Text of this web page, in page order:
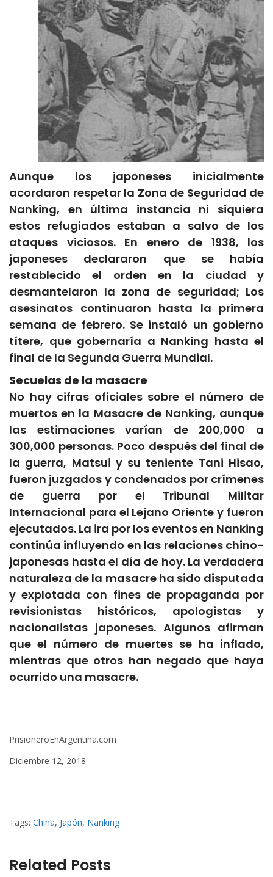
Aunque los japoneses inicialmente
acordaron respetar la Zona de Seguridad de
Nanking, en última instancia ni siquiera
estos refugiados estaban a salvo de los
ataques viciosos. En enero de 1938, los
japoneses declararon que se había
restablecido el orden en la ciudad y
desmantelaron la zona de seguridad; Los
asesinatos continuaron hasta la primera
semana de febrero. Se instaló un gobierno
títere, que gobernaría a Nanking hasta el
final de la Segunda Guerra Mundial.
Secuelas de la masacre
No hay cifras oficiales sobre el número de
muertos en la Masacre de Nanking, aunque
las estimaciones varían de 200,000 a
300,000 personas. Poco después del final de
la guerra, Matsui y su teniente Tani Hisao,
fueron juzgados y condenados por crímenes
de guerra por el Tribunal Militar
Internacional para el Lejano Oriente y fueron
ejecutados. La ira por los eventos en Nanking
continúa influyendo en las relaciones chino-
japonesas hasta el día de hoy. La verdadera
naturaleza de la masacre ha sido disputada
y explotada con fines de propaganda por
revisionistas históricos, apologistas y
nacionalistas japoneses. Algunos afirman
que el número de muertes se ha inflado,
mientras que otros han negado que haya
ocurrido una masacre.
PrisioneroEnArgentina.com
Diciembre 12, 2018
Tags: China, Japón, Nanking
Related Posts